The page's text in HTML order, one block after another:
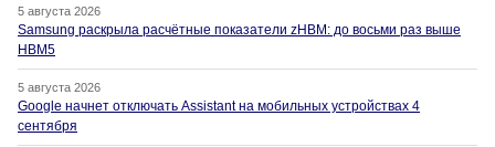
5 августа 2026
Samsung раскрыла расчётные показатели zHBM: до восьми раз выше
HBM5
5 августа 2026
Google начнет отключать Assistant на мобильных устройствах 4
сентября